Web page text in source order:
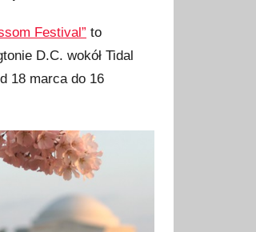
Festival” to
D.C. wokół Tidal
18 marca do 16